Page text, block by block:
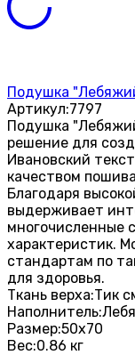
Подушка
Артикул:7797
Подушка
решение для
Ивановский
качеством
Благодаря
выдерживает
многочисленные
характеристик.
стандартам по
для здоровья.
Ткань верха:Тик
Наполнитель:
Размер:50х70
Вес:0.86 кг